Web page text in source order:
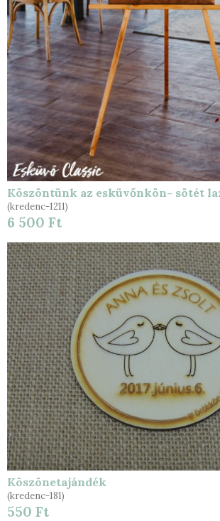
Köszöntünk az esküvőnkön- sötét
(kredenc-1211)
6 500 Ft
Köszönetajándék
(kredenc-181)
550 Ft